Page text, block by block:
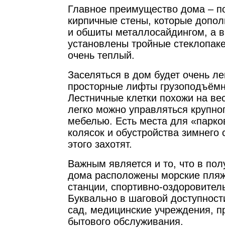
Главное преимущество дома –
кирпичные стены, которые
и обшиты металлосайдингом, а
установлены тройные
очень теплый.
Заселяться в дом будет очень
просторные лифты
Лестничные клетки похожи на
легко можно управляться
мебелью. Есть места для
колясок и обустройства
этого захотят.
Важным является и то, что в
дома расположены морские
станции, спортивно-
Буквально в шаговой
сад, медицинские учреждения,
бытового обслуживания.